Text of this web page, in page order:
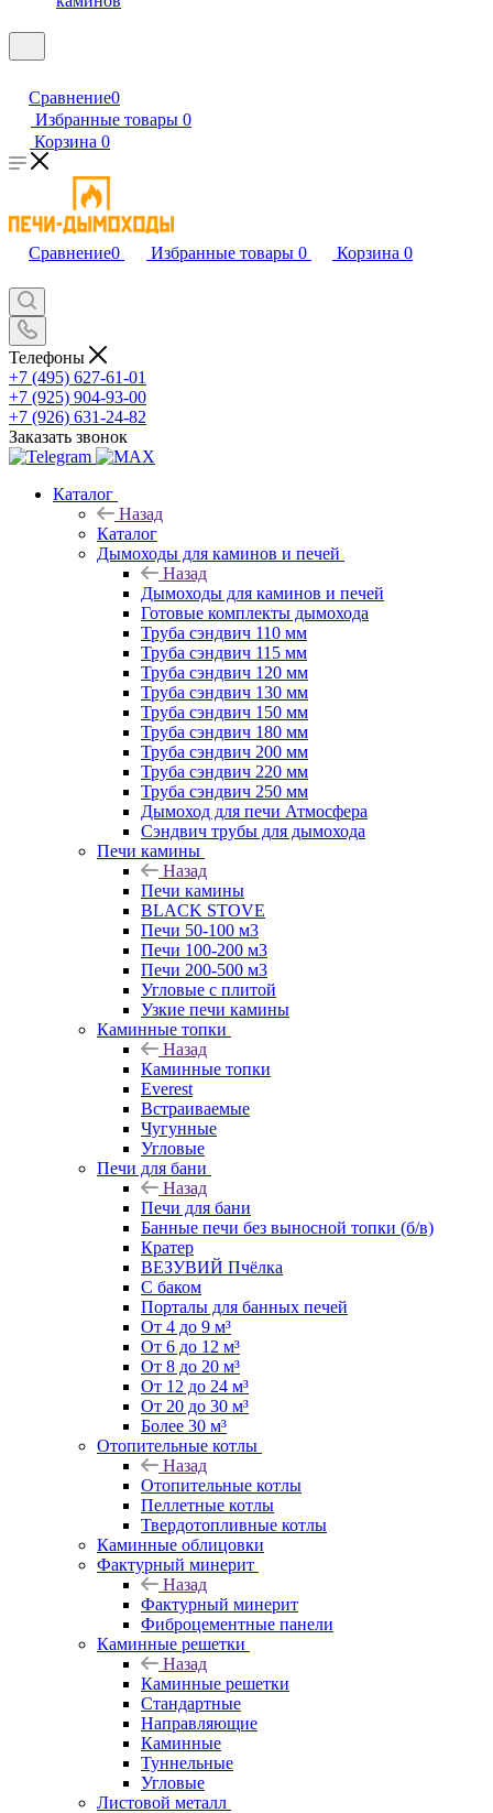
Сравнение0
Избранные товары 0
Корзина 0
Сравнение0 Избранные товары 0 Корзина 0
Телефоны
+7 (495) 627-61-01
+7 (925) 904-93-00
+7 (926) 631-24-82
Заказать звонок
Каталог
Назад
Каталог
Дымоходы для каминов и печей
Назад
Дымоходы для каминов и печей
Готовые комплекты дымохода
Труба сэндвич 110 мм
Труба сэндвич 115 мм
Труба сэндвич 120 мм
Труба сэндвич 130 мм
Труба сэндвич 150 мм
Труба сэндвич 180 мм
Труба сэндвич 200 мм
Труба сэндвич 220 мм
Труба сэндвич 250 мм
Дымоход для печи Атмосфера
Сэндвич трубы для дымохода
Печи камины
Назад
Печи камины
BLACK STOVE
Печи 50-100 м3
Печи 100-200 м3
Печи 200-500 м3
Угловые с плитой
Узкие печи камины
Каминные топки
Назад
Каминные топки
Everest
Встраиваемые
Чугунные
Угловые
Печи для бани
Назад
Печи для бани
Банные печи без выносной топки (б/в)
Кратер
ВЕЗУВИЙ Пчёлка
С баком
Порталы для банных печей
От 4 до 9 м³
От 6 до 12 м³
От 8 до 20 м³
От 12 до 24 м³
От 20 до 30 м³
Более 30 м³
Отопительные котлы
Назад
Отопительные котлы
Пеллетные котлы
Твердотопливные котлы
Каминные облицовки
Фактурный минерит
Назад
Фактурный минерит
Фиброцементные панели
Каминные решетки
Назад
Каминные решетки
Стандартные
Направляющие
Каминные
Туннельные
Угловые
Листовой металл